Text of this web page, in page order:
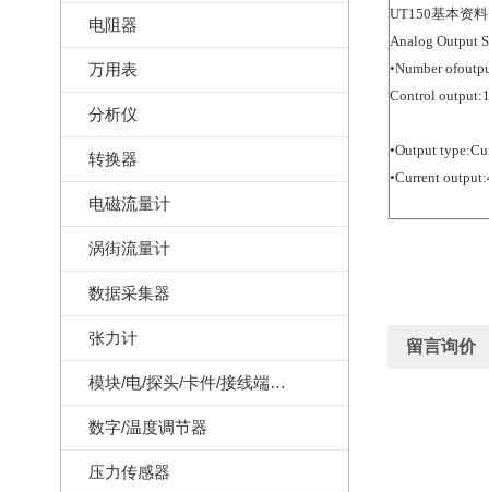
电阻器
万用表
分析仪
转换器
电磁流量计
涡街流量计
数据采集器
张力计
模块/电/探头/卡件/接线端子/记录纸
数字/温度调节器
压力传感器
UT150基本资
Analog Output
•Number
Control output:1
•Output
•Current
留言询价